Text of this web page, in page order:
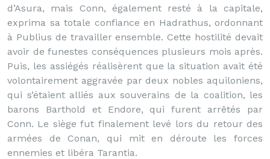
d’Asura, mais Conn, également resté à la capitale,
exprima sa totale confiance en Hadrathus, ordonnant
à Publius de travailler ensemble. Cette hostilité devait
avoir de funestes conséquences plusieurs mois après.
Puis, les assiégés réalisèrent que la situation avait été
volontairement aggravée par deux nobles aquiloniens,
qui s’étaient alliés aux souverains de la coalition, les
barons Barthold et Endore, qui furent arrêtés par
Conn. Le siège fut finalement levé lors du retour des
armées de Conan, qui mit en déroute les forces
ennemies et libéra Tarantia.